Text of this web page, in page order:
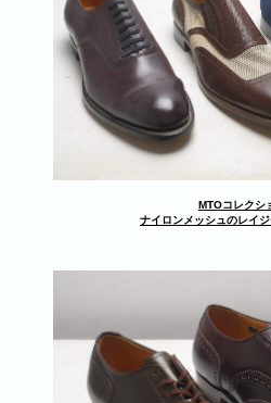
MTOコレクシ
ナイロンメッシュのレイジ